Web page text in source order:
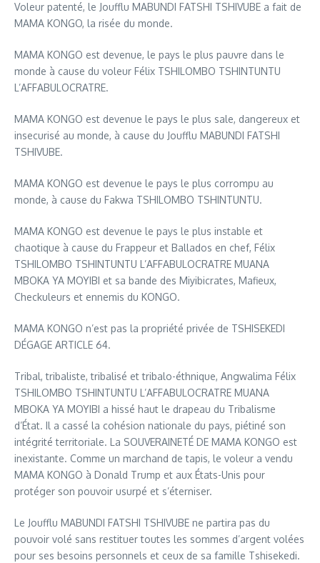
Voleur patenté, le Joufflu MABUNDI FATSHI TSHIVUBE a fait de
MAMA KONGO, la risée du monde.
MAMA KONGO est devenue, le pays le plus pauvre dans le
monde à cause du voleur Félix TSHILOMBO TSHINTUNTU
L’AFFABULOCRATRE.
MAMA KONGO est devenue le pays le plus sale, dangereux et
insecurisé au monde, à cause du Joufflu MABUNDI FATSHI
TSHIVUBE.
MAMA KONGO est devenue le pays le plus corrompu au
monde, à cause du Fakwa TSHILOMBO TSHINTUNTU.
MAMA KONGO est devenue le pays le plus instable et
chaotique à cause du Frappeur et Ballados en chef, Félix
TSHILOMBO TSHINTUNTU L’AFFABULOCRATRE MUANA
MBOKA YA MOYIBI et sa bande des Miyibicrates, Mafieux,
Checkuleurs et ennemis du KONGO.
MAMA KONGO n’est pas la propriété privée de TSHISEKEDI
DÉGAGE ARTICLE 64.
Tribal, tribaliste, tribalisé et tribalo-éthnique, Angwalima Félix
TSHILOMBO TSHINTUNTU L’AFFABULOCRATRE MUANA
MBOKA YA MOYIBI a hissé haut le drapeau du Tribalisme
d’État. Il a cassé la cohésion nationale du pays, piétiné son
intégrité territoriale. La SOUVERAINETÉ DE MAMA KONGO est
inexistante. Comme un marchand de tapis, le voleur a vendu
MAMA KONGO à Donald Trump et aux États-Unis pour
protéger son pouvoir usurpé et s’éterniser.
Le Joufflu MABUNDI FATSHI TSHIVUBE ne partira pas du
pouvoir volé sans restituer toutes les sommes d’argent volées
pour ses besoins personnels et ceux de sa famille Tshisekedi.